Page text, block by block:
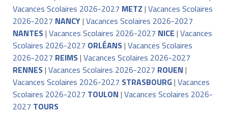
Vacances Scolaires 2026-2027 METZ | Vacances Scolaires
2026-2027 NANCY| Vacances Scolaires 2026-2027
NANTES| Vacances Scolaires 2026-2027 NICE | Vacances
Scolaires 2026-2027 ORLÉANS| Vacances Scolaires
2026-2027 REIMS| Vacances Scolaires 2026-2027
RENNES| Vacances Scolaires 2026-2027 ROUEN |
Vacances Scolaires 2026-2027 STRASBOURG| Vacances
Scolaires 2026-2027 TOULON | Vacances Scolaires 2026-
2027 TOURS